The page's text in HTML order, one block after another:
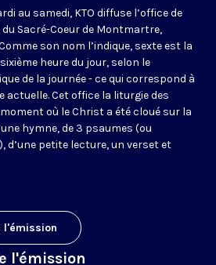
au samedi, KTO diffuse l’office de
Sacré-Coeur de Montmartre,
son nom l’indique, sexte est la
heure du jour, selon le
de la journée - ce qui correspond à
actuelle. Cet office la liturgie des
où le Christ a été cloué sur la
hymne, de 3 psaumes (ou
d’une petite lecture, un verset et
l'émission
l'émission